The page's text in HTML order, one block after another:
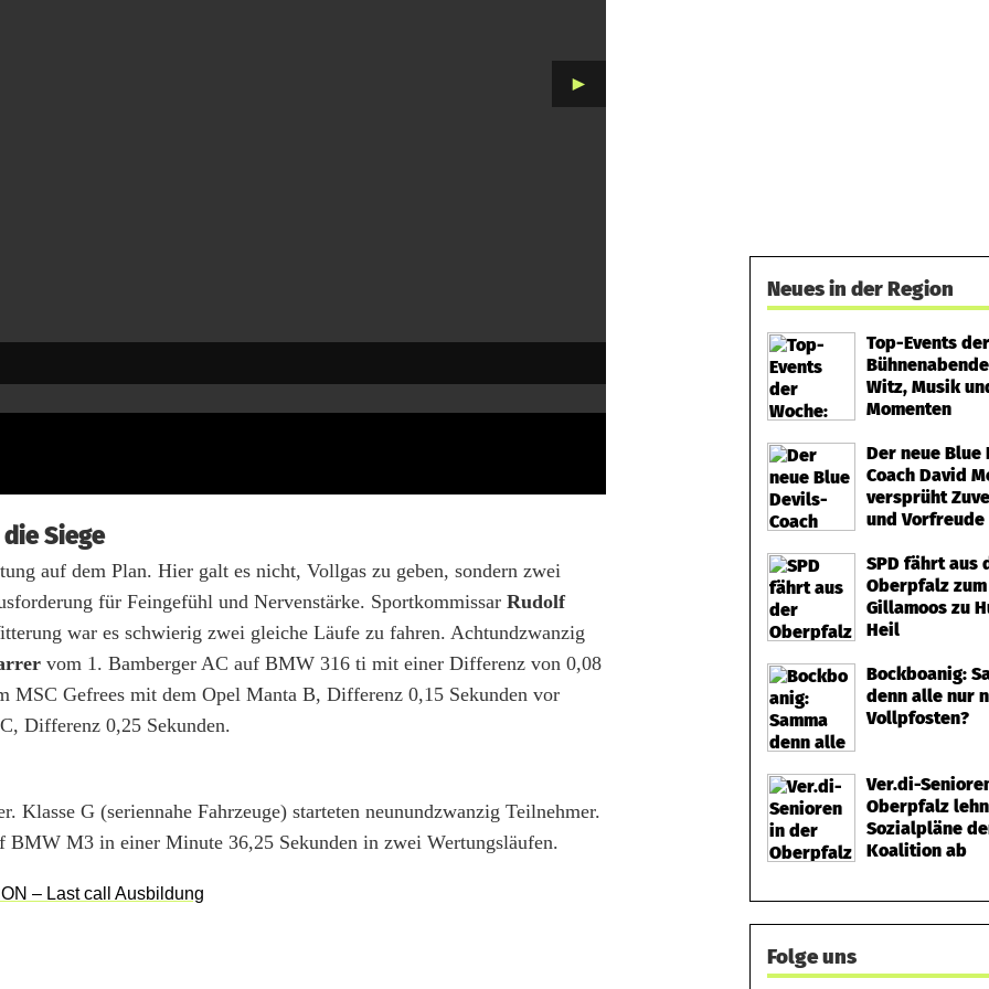
►
Siege
auf dem Plan. Hier galt es nicht, Vollgas zu geben, sondern zwei
für Feingefühl und Nervenstärke. Sportkommissar Rudolf
war es schwierig zwei gleiche Läufe zu fahren. Achtundzwanzig
vom 1. Bamberger AC auf BMW 316 ti mit einer Differenz von 0,08
MSC Gefrees mit dem Opel Manta B, Differenz 0,15 Sekunden vor
Differenz 0,25 Sekunden.
Klasse G (seriennahe Fahrzeuge) starteten neunundzwanzig Teilnehmer.
M3 in einer Minute 36,25 Sekunden in zwei Wertungsläufen.
Neues in der Region
Top-Events
Witz, Musik
Momenten
Der neue Blue
Coach David
versprüht
und Vorfreude
SPD fährt aus
Oberpfalz zum
Gillamoos zu
Heil
Bockboanig:
denn alle nur
Vollpfosten?
Ver.di-
Oberpfalz
Sozialpläne
Koalition ab
Folge uns